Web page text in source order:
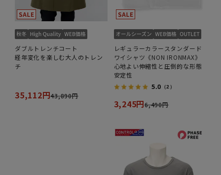
ダブルトレンチコート
経年変化を楽しむ大人のトレン
チ
35,112円43,890円
レギュラーカラースタンダード
ワイシャツ《NON IRONMAX》
心地よい伸縮性と圧倒的な形態
安定性
5.0 （2）
3,245円6,490円